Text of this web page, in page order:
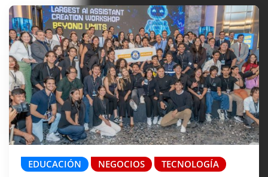
EDUCACIÓN NEGOCIOS TECNOLOGÍA